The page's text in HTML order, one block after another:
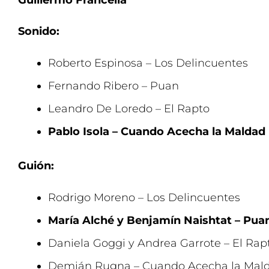
Sonido:
Roberto Espinosa – Los Delincuentes
Fernando Ribero – Puan
Leandro De Loredo – El Rapto
Pablo Isola – Cuando Acecha la Maldad
Guión:
Rodrigo Moreno – Los Delincuentes
María Alché y Benjamín Naishtat –
Daniela Goggi y Andrea Garrote – El
Demián Rugna – Cuando Acecha la